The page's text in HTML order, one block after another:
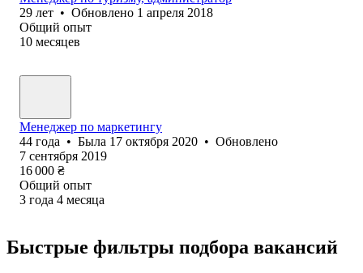
29 лет • Обновлено 1 апреля 2018
Общий опыт
10 месяцев
Менеджер по маркетингу
44 года • Была 17 октября 2020 • Обновлено
7 сентября 2019
16 000 ₴
Общий опыт
3 года 4 месяца
Быстрые фильтры подбора вакансий